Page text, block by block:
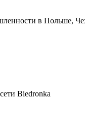
в Польше,
Biedronka